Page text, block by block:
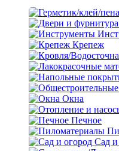
Крепеж
Окна
Печное
Сад и